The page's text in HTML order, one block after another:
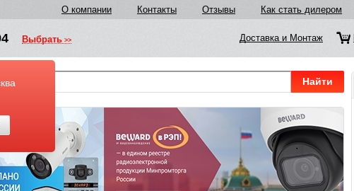
О компании Контакты Отзывы Как стать дилером
Выбрать Доставка и Монтаж
Найти